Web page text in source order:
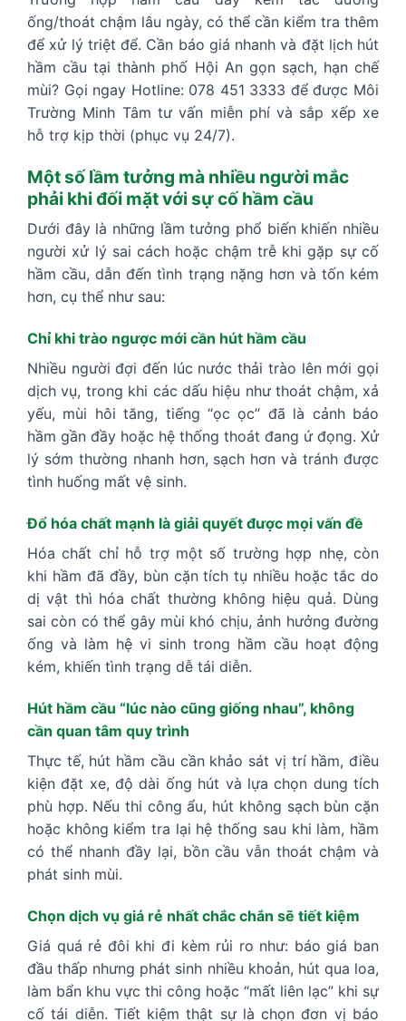
ống/thoát chậm lâu ngày, có thể cần kiểm tra thêm
để xử lý triệt để. Cần báo giá nhanh và đặt lịch hút
hầm cầu tại thành phố Hội An gọn sạch, hạn chế
mùi? Gọi ngay Hotline: 078 451 3333 để được Môi
Trường Minh Tâm tư vấn miễn phí và sắp xếp xe
hỗ trợ kịp thời (phục vụ 24/7).
Một số lầm tưởng mà nhiều người mắc
phải khi đối mặt với sự cố hầm cầu
Dưới đây là những lầm tưởng phổ biến khiến nhiều
người xử lý sai cách hoặc chậm trễ khi gặp sự cố
hầm cầu, dẫn đến tình trạng nặng hơn và tốn kém
hơn, cụ thể như sau:
Chỉ khi trào ngược mới cần hút hầm cầu
Nhiều người đợi đến lúc nước thải trào lên mới gọi
dịch vụ, trong khi các dấu hiệu như thoát chậm, xả
yếu, mùi hôi tăng, tiếng “ọc ọc” đã là cảnh báo
hầm gần đầy hoặc hệ thống thoát đang ứ đọng. Xử
lý sớm thường nhanh hơn, sạch hơn và tránh được
tình huống mất vệ sinh.
Đổ hóa chất mạnh là giải quyết được mọi vấn đề
Hóa chất chỉ hỗ trợ một số trường hợp nhẹ, còn
khi hầm đã đầy, bùn cặn tích tụ nhiều hoặc tắc do
dị vật thì hóa chất thường không hiệu quả. Dùng
sai còn có thể gây mùi khó chịu, ảnh hưởng đường
ống và làm hệ vi sinh trong hầm cầu hoạt động
kém, khiến tình trạng dễ tái diễn.
Hút hầm cầu “lúc nào cũng giống nhau”, không
cần quan tâm quy trình
Thực tế, hút hầm cầu cần khảo sát vị trí hầm, điều
kiện đặt xe, độ dài ống hút và lựa chọn dung tích
phù hợp. Nếu thi công ẩu, hút không sạch bùn cặn
hoặc không kiểm tra lại hệ thống sau khi làm, hầm
có thể nhanh đầy lại, bồn cầu vẫn thoát chậm và
phát sinh mùi.
Chọn dịch vụ giá rẻ nhất chắc chắn sẽ tiết kiệm
Giá quá rẻ đôi khi đi kèm rủi ro như: báo giá ban
đầu thấp nhưng phát sinh nhiều khoản, hút qua loa,
làm bẩn khu vực thi công hoặc “mất liên lạc” khi sự
cố tái diễn. Tiết kiệm thật sự là chọn đơn vị báo